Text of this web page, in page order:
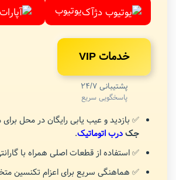
یوتیوب
خدمات VIP
پشتیبانی 24/7
پاسخگویی سریع
✅ بازدید و عیب یابی رایگان در محل
جکدرب اتوماتیک.
✅ استفاده از قطعات اصلی همراه با
✅ هماهنگی سریع برای اعزام تکنسین